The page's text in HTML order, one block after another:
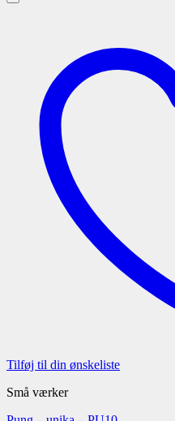
Tilføj til din ønskeliste
Små værker